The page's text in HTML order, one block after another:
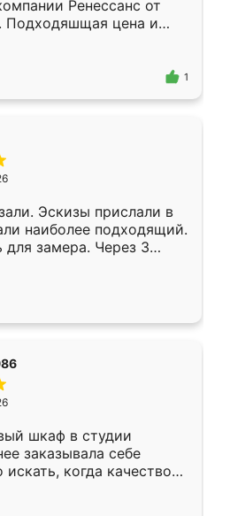
Ренессанс от
Подходяшщая цена и
Приехавший
Владислав
эскизу самый
1
Эскизы прислали в
наиболее подходящий.
для замера. Через 3
уже готова. Остались
Спасибо Ренессанс
работу!
шкаф в студии
заказывала себе
когда качеством
кухня уже почти
нет.